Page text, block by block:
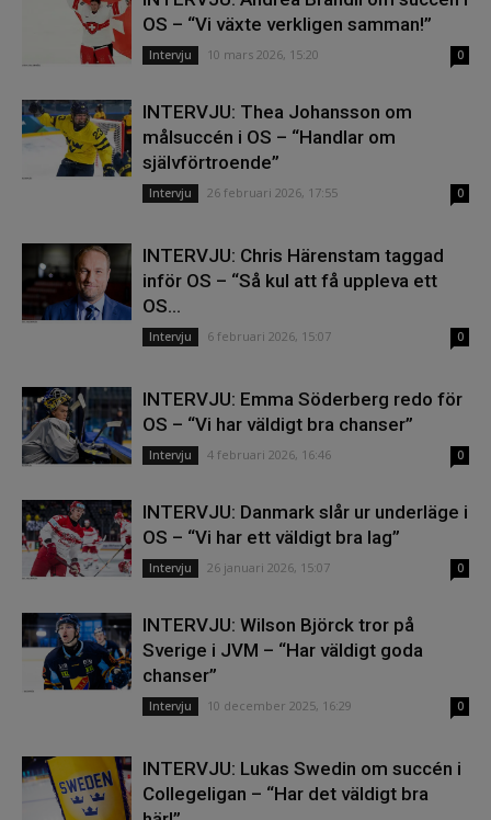
OS – “Vi växte verkligen samman!”
Intervju 10 mars 2026, 15:20 0
INTERVJU: Thea Johansson om
målsuccén i OS – “Handlar om
självförtroende”
Intervju 26 februari 2026, 17:55 0
INTERVJU: Chris Härenstam taggad
inför OS – “Så kul att få uppleva ett
OS...
Intervju 6 februari 2026, 15:07 0
INTERVJU: Emma Söderberg redo för
OS – “Vi har väldigt bra chanser”
Intervju 4 februari 2026, 16:46 0
INTERVJU: Danmark slår ur underläge i
OS – “Vi har ett väldigt bra lag”
Intervju 26 januari 2026, 15:07 0
INTERVJU: Wilson Björck tror på
Sverige i JVM – “Har väldigt goda
chanser”
Intervju 10 december 2025, 16:29 0
INTERVJU: Lukas Swedin om succén i
Collegeligan – “Har det väldigt bra